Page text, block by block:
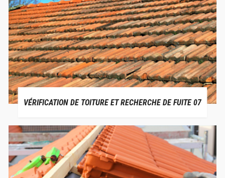
VÉRIFICATION DE TOITURE ET RECHERCHE DE FUITE 07